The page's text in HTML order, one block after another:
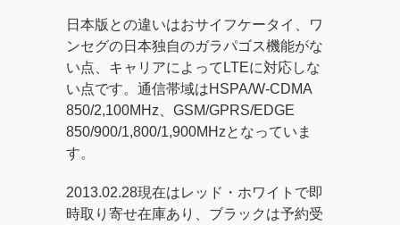
日本版との違いはおサイフケータイ、ワ
ンセグの日本独自のガラパゴス機能がな
い点、キャリアによってLTEに対応しな
い点です。通信帯域はHSPA/W-CDMA
850/2,100MHz、GSM/GPRS/EDGE
850/900/1,800/1,900MHzとなっていま
す。
2013.02.28現在はレッド・ホワイトで即
時取り寄せ在庫あり、ブラックは予約受